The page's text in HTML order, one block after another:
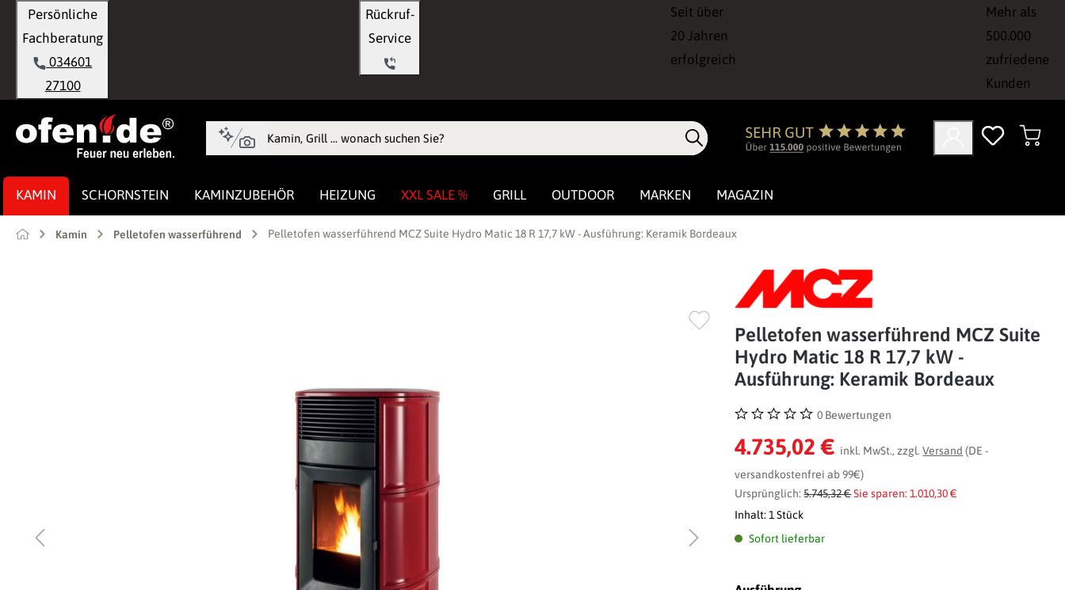
Zur Hauptnavigation springen
Persönliche
Fachberatung
034601
27100
Rückruf-
Seit über
20 Jahren
erfolgreich
Mehr als
500.000
zufriedene
Kunden
KAMIN SCHORNSTEIN KAMINZUBEHÖR HEIZUNG XXL SALE % GRILL OUTDOOR MARKEN MAGAZIN
Kamin Pelletofen wasserführend Pelletofen wasserführend MCZ Suite Hydro Matic 18 R 17,7 kW - Ausführung: Keramik Bordeaux
Pelletofen wasserführend MCZ Suite
Hydro Matic 18 R 17,7 kW -
Ausführung: Keramik Bordeaux
Durchschnittliche Bewertung von 0 von 5 Sternen
0 Bewertungen
4.735,02 € inkl. MwSt., zzgl.Versand (DE -
versandkostenfrei ab 99€)
Ursprünglich:5.745,32 €Sie sparen: 1.010,30 €
Inhalt:1 Stück
Sofort lieferbar